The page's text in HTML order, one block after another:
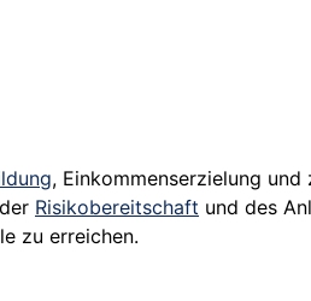
, Einkommenserzielung
Risikobereitschaft und des
zu erreichen.